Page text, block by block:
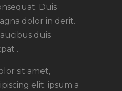
Duis
dolor in derit.
duis
.
sit amet,
elit. ipsum a